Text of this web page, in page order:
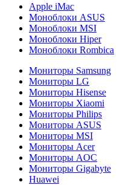
Apple iMac
Моноблоки ASUS
Моноблоки MSI
Моноблоки Hiper
Моноблоки Rombica
Мониторы Samsung
Мониторы LG
Мониторы Hisense
Мониторы Xiaomi
Мониторы Philips
Мониторы ASUS
Мониторы MSI
Мониторы Acer
Мониторы AOC
Мониторы Gigabyte
Huawei